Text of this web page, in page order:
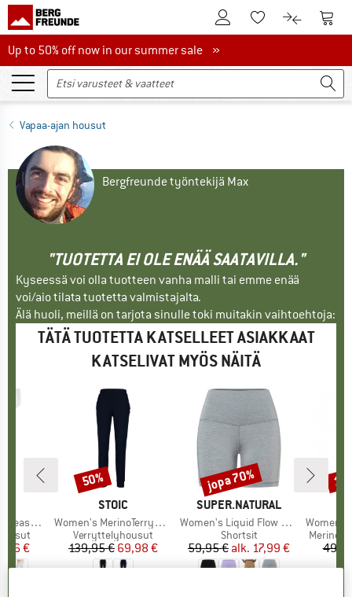
Tästä asiakastililleTästä toivelistalle.
Tästä
Up to 50% off now in our summer sale
Up to 50% off now in our summer sale »
Vapaa-ajan housut
Bergfreunde työntekijä Max
"TUOTETTA EI OLE ENÄÄ SAATAVILLA."
Kyseessä voi olla tuotteen vanha malli tai emme enää
voi/aio tilata tuotetta valmistajalta.
Älä huoli, meillä on tarjota sinulle toki muitakin vaihtoehtoja:
TÄTÄ TUOTETTA KATSELLEET ASIAKKAAT
KATSELIVAT MYÖS NÄITÄ
Trousers
hinta
€
MERKKI
STOIC
Tuote
Women's MerinoTerry285 AlavaaraSt. Pants
Tuoteryhmä
Verryttelyhousut
Hinta
139,95 €Alennettu hinta
69,98 €
Alennus
50%
MERKKI
SUPER.NATURAL
Tuote
Women's Liquid Flow Shorts
Tuoteryhmä
Shortsit
Hinta
59,95 € Alennettu hinta
alk. 17,99 €
Alennus
jopa 70%
Tuote
Women's